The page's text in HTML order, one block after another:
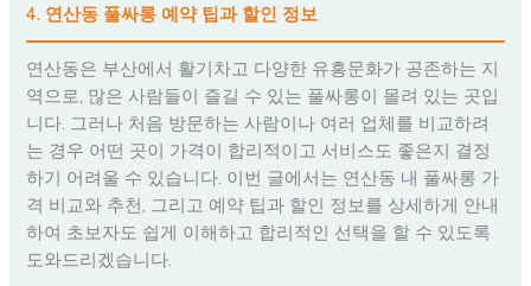
4. 연산동 풀싸롱 예약 팁과 할인 정보
연산동은 부산에서 활기차고 다양한 유흥문화가 공존하는 지
역으로, 많은 사람들이 즐길 수 있는 풀싸롱이 몰려 있는 곳입
니다. 그러나 처음 방문하는 사람이나 여러 업체를 비교하려
는 경우 어떤 곳이 가격이 합리적이고 서비스도 좋은지 결정
하기 어려울 수 있습니다. 이번 글에서는 연산동 내 풀싸롱 가
격 비교와 추천, 그리고 예약 팁과 할인 정보를 상세하게 안내
하여 초보자도 쉽게 이해하고 합리적인 선택을 할 수 있도록
도와드리겠습니다.